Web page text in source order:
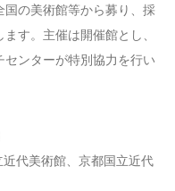
国の美術館等から募り、採
す。主催は開催館とし、
ンターが特別協力を行い
代美術館、京都国立近代